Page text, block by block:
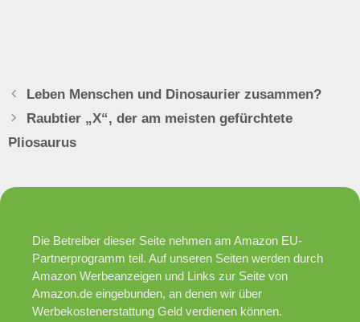
Leben Menschen und Dinosaurier zusammen?
Raubtier „X“, der am meisten gefürchtete
Pliosaurus
Die Betreiber dieser Seite nehmen am Amazon EU-
Partnerprogramm teil. Auf unseren Seiten werden durch
Amazon Werbeanzeigen und Links zur Seite von
Amazon.de eingebunden, an denen wir über
Werbekostenerstattung Geld verdienen können.